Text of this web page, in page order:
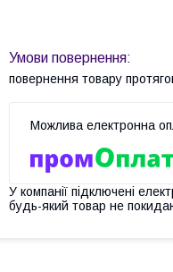
повернення товару
У компанії підключені
будь-який товар не